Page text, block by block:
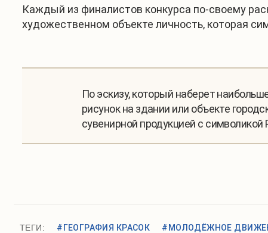
Каждый из финалистов конкурса по-своему
художественном объекте личность, которая
По эскизу, который наберет
рисунок на здании или объекте
сувенирной продукцией с
ТЕГИ: #ГЕОГРАФИЯ КРАСОК #МОЛОДЁЖНОЕ